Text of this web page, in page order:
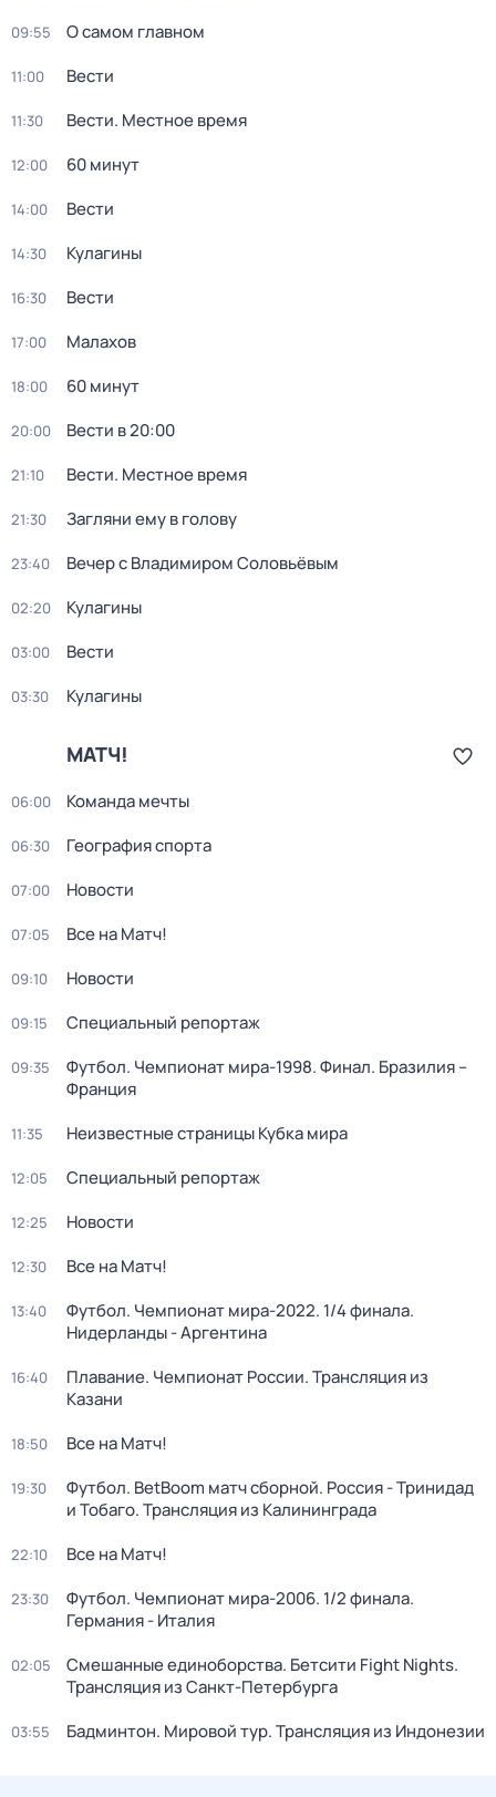
09:55 О самом главном
11:00 Вести
11:30 Вести. Местное время
12:00 60 минут
14:00 Вести
14:30 Кулагины
16:30 Вести
17:00 Малахов
18:00 60 минут
20:00 Вести в 20:00
21:10 Вести. Местное время
21:30 Загляни ему в голову
23:40 Вечер с Владимиром Соловьёвым
02:20 Кулагины
03:00 Вести
03:30 Кулагины
МАТЧ!
06:00 Команда мечты
06:30 География спорта
07:00 Новости
07:05 Все на Матч!
09:10 Новости
09:15 Специальный репортаж
09:35
Футбол. Чемпионат мира-1998. Финал. Бразилия –
Франция
11:35 Неизвестные страницы Кубка мира
12:05 Специальный репортаж
12:25 Новости
12:30 Все на Матч!
13:40
Футбол. Чемпионат мира-2022. 1/4 финала.
Нидерланды - Аргентина
16:40
Плавание. Чемпионат России. Трансляция из
Казани
18:50 Все на Матч!
19:30
Футбол. BetBoom матч сборной. Россия - Тринидад
и Тобаго. Трансляция из Калининграда
22:10 Все на Матч!
23:30
Футбол. Чемпионат мира-2006. 1/2 финала.
Германия - Италия
02:05
Смешанные единоборства. Бетсити Fight Nights.
Трансляция из Санкт-Петербурга
03:55 Бадминтон. Мировой тур. Трансляция из Индонезии